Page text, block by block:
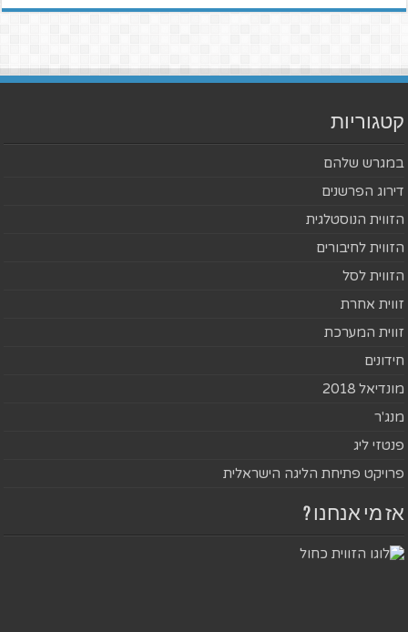
קטגוריות
במגרש שלהם
דירוג הפרשנים
הזווית הנוסטלגית
הזווית לחיבורים
הזווית לסל
זווית אחרת
זווית המערכת
חידונים
מונדיאל 2018
מנג'ר
פנטזי ליג
פרויקט פתיחת הליגה הישראלית
אז מי אנחנו ?